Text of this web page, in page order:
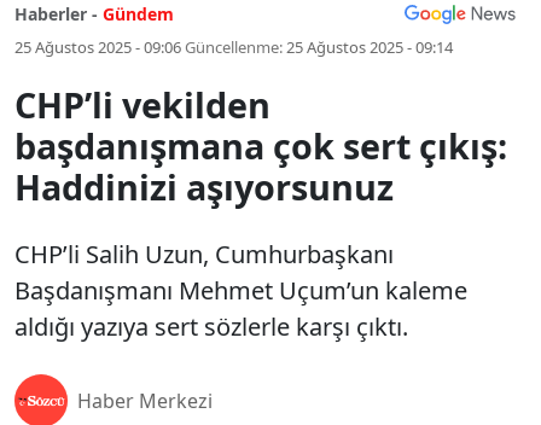
Haberler - Gündem
25 Ağustos 2025 - 09:06Güncellenme:25 Ağustos 2025 - 09:14
CHP’li vekilden
başdanışmana çok sert çıkış:
Haddinizi aşıyorsunuz
CHP’li Salih Uzun, Cumhurbaşkanı
Başdanışmanı Mehmet Uçum’un kaleme
aldığı yazıya sert sözlerle karşı çıktı.
Haber Merkezi